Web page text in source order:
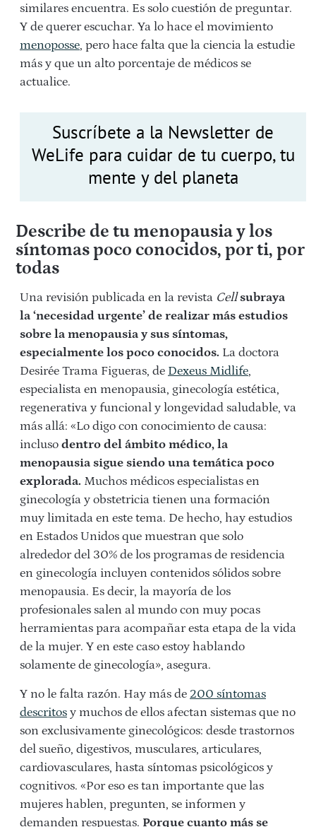
similares encuentra. Es solo cuestión de preguntar.
Y de querer escuchar. Ya lo hace el movimiento
menoposse, pero hace falta que la ciencia la estudie
más y que un alto porcentaje de médicos se
actualice.
Suscríbete a la Newsletter de
WeLife para cuidar de tu cuerpo, tu
mente y del planeta
Describe de tu menopausia y los
síntomas poco conocidos, por ti, por
todas
Una revisión publicada en la revista Cellsubraya
la ‘necesidad urgente’ de realizar más estudios
sobre la menopausia y sus síntomas,
especialmente los poco conocidos. La doctora
Desirée Trama Figueras, de Dexeus Midlife,
especialista en menopausia, ginecología estética,
regenerativa y funcional y longevidad saludable, va
más allá: «Lo digo con conocimiento de causa:
incluso dentro del ámbito médico, la
menopausia sigue siendo una temática poco
explorada. Muchos médicos especialistas en
ginecología y obstetricia tienen una formación
muy limitada en este tema. De hecho, hay estudios
en Estados Unidos que muestran que solo
alrededor del 30% de los programas de residencia
en ginecología incluyen contenidos sólidos sobre
menopausia. Es decir, la mayoría de los
profesionales salen al mundo con muy pocas
herramientas para acompañar esta etapa de la vida
de la mujer. Y en este caso estoy hablando
solamente de ginecología», asegura.
Y no le falta razón. Hay más de 200 síntomas
descritos y muchos de ellos afectan sistemas que no
son exclusivamente ginecológicos: desde trastornos
del sueño, digestivos, musculares, articulares,
cardiovasculares, hasta síntomas psicológicos y
cognitivos. «Por eso es tan importante que las
mujeres hablen, pregunten, se informen y
demanden respuestas. Porque cuanto más se